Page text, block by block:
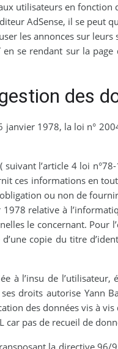
utilisateurs en
AdSense, il se peut
les annonces sur
se rendant sur la
des
1978, la loi n°
l’article 4 loi
ces informations en
ou non de
relative à
le concernant. Pour
copie du titre
à l’insu de
droits autorise Yann
des données vis à vis
car pas de recueil de